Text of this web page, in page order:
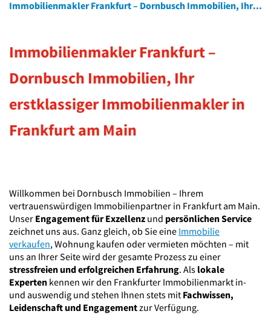
Immobilienmakler Frankfurt – Dornbusch Immobilien, Ihr erstklassiger Immobilienmakler in Frankfurt am Main
Immobilienmakler Frankfurt –
Dornbusch Immobilien, Ihr
erstklassiger Immobilienmakler in
Frankfurt am Main
Willkommen bei Dornbusch Immobilien – Ihrem
vertrauenswürdigen Immobilienpartner in Frankfurt am Main.
Unser Engagement für Exzellenz und persönlichen Service
zeichnet uns aus. Ganz gleich, ob Sie eine Immobilie
verkaufen, Wohnung kaufen oder vermieten möchten – mit
uns an Ihrer Seite wird der gesamte Prozess zu einer
stressfreien und erfolgreichen Erfahrung. Als lokale
Experten kennen wir den Frankfurter Immobilienmarkt in-
und auswendig und stehen Ihnen stets mit Fachwissen,
Leidenschaft und Engagement zur Verfügung.